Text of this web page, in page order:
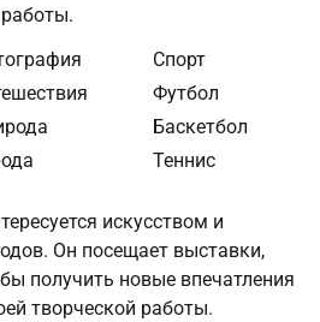
Спорт
Футбол
Баскетбол
Теннис
искусством и
Он посещает выставки,
получить новые впечатления
творческой работы.